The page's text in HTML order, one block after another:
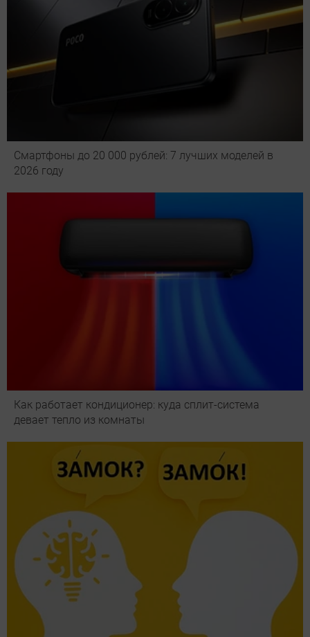
Смартфоны до 20 000 рублей: 7 лучших моделей в
2026 году
Как работает кондиционер: куда сплит-система
девает тепло из комнаты